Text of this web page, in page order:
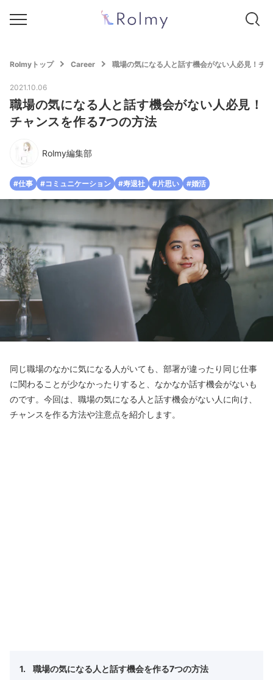
Rolmyトップ Career 職場の気になる人と話す機会がない人必見！チ
2021.10.06
職場の気になる人と話す機会がない人必見！
チャンスを作る7つの方法
Rolmy編集部
#仕事 #コミュニケーション #寿退社 #片思い #婚活
同じ職場のなかに気になる人がいても、部署が違ったり同じ仕事
に関わることが少なかったりすると、なかなか話す機会がないも
のです。今回は、職場の気になる人と話す機会がない人に向け、
チャンスを作る方法や注意点を紹介します。
職場の気になる人と話す機会を作る7つの方法